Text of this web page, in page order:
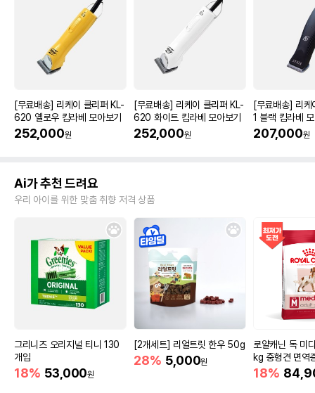
[무료배송] 리케이 클리퍼 KL-
620 옐로우 킴라베 모아보기
252,000원
[무료배송] 리케이 클리퍼 KL-
620 화이트 킴라베 모아보기
252,000원
[무료배송] 리
1 블랙 킴라베
207,000원
Ai가 추천 드려요
우리 아이를 위한 맞춤 취향 저격 상품
그리니즈 오리지널 티니 130
개입
18% 53,000원
[2개세트] 리얼트릿 한우 50g
28% 5,000원
로얄캐닌 독 미
kg 중형견 면역
18%